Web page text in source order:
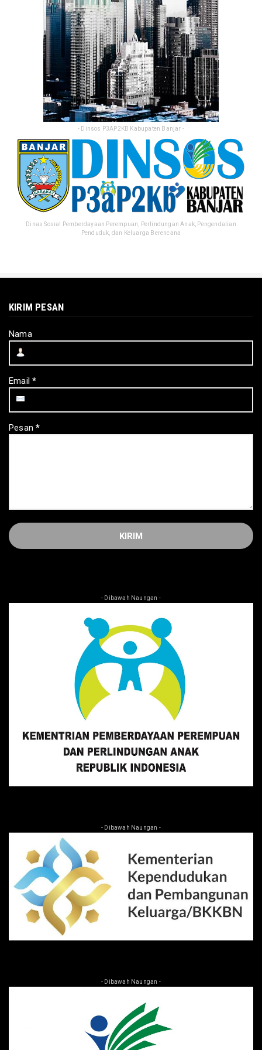
- Dinsos P3AP2KB Kabupaten Banjar -
Dinas Sosial Pemberdayaan Perempuan, Perlindungan Anak, Pengendalian
Penduduk, dan Keluarga Berencana
KIRIM PESAN
Nama
Email*
Pesan*
- Dibawah Naungan -
- Dibawah Naungan -
- Dibawah Naungan -